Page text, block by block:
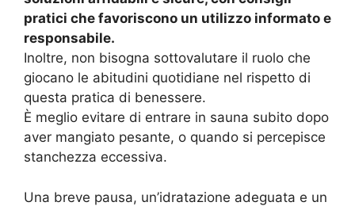
pratici che favoriscono un utilizzo informato e
responsabile.
Inoltre, non bisogna sottovalutare il ruolo che
giocano le abitudini quotidiane nel rispetto di
questa pratica di benessere.
È meglio evitare di entrare in sauna subito dopo
aver mangiato pesante, o quando si percepisce
stanchezza eccessiva.
Una breve pausa, un’idratazione adeguata e un